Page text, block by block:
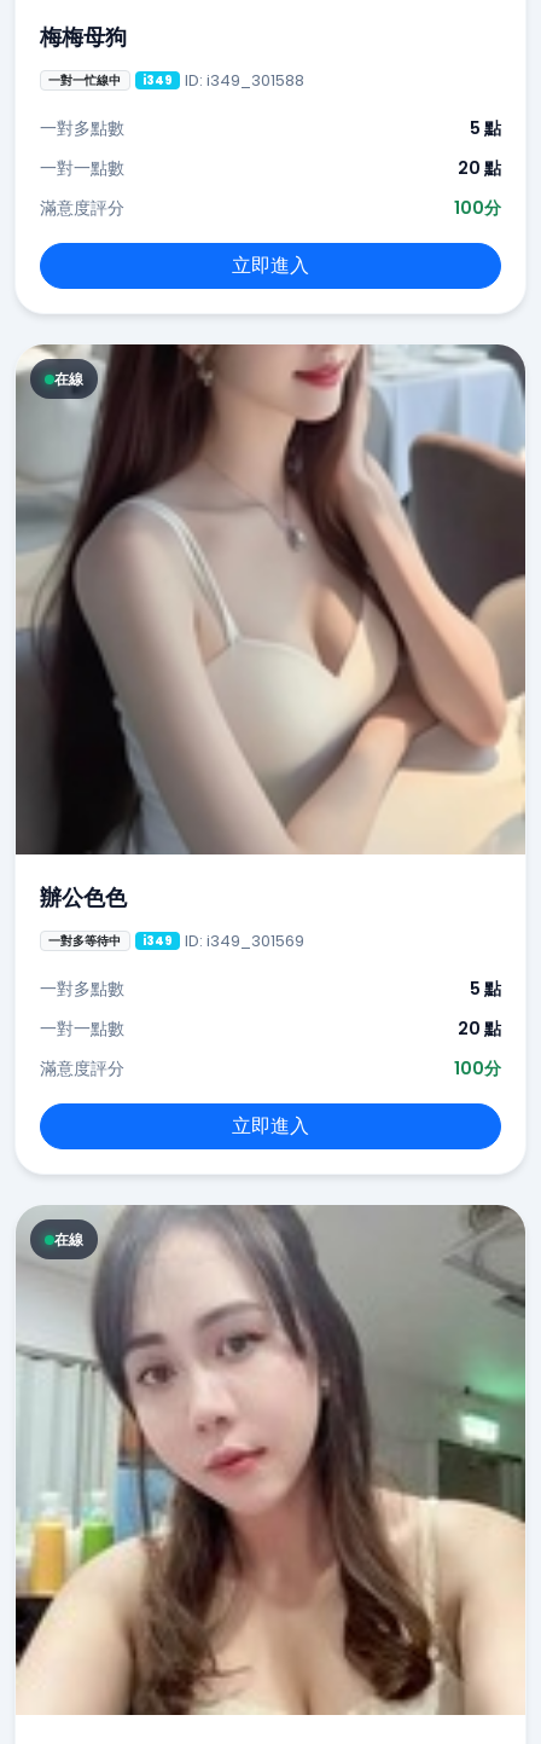
梅梅母狗
一對一忙線中 i349 ID: i349_301588
一對多點數
5 點
一對一點數
20 點
滿意度評分
100分
立即進入
在線
辦公色色
一對多等待中 i349 ID: i349_301569
一對多點數
5 點
一對一點數
20 點
滿意度評分
100分
立即進入
在線